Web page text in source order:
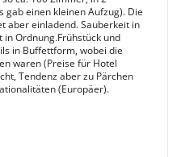
gab einen kleinen Aufzug). Die
aber einladend. Sauberkeit in
Ordnung.Frühstück und
in Buffettform, wobei die
waren (Preise für Hotel
Tendenz aber zu Pärchen
(Europäer).